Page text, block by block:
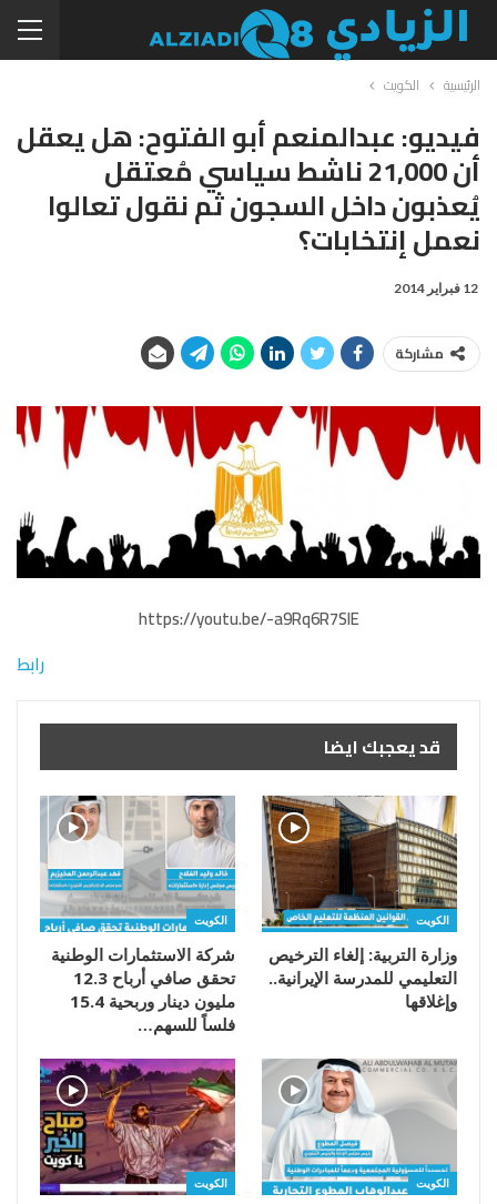
الرئيسية الكويت
فيديو: عبدالمنعم أبو الفتوح: هل يعقل
أن 21,000 ناشط سياسي مُعتقل
يُعذبون داخل السجون ثم نقول تعالوا
نعمل إنتخابات؟
12 فبراير 2014
مشاركة
https://youtu.be/-a9Rq6R7SlE
رابط
قد يعجبك ايضا
الكويت
وزارة التربية: إلغاء الترخيص
التعليمي للمدرسة الإيرانية..
وإغلاقها
الكويت
شركة الاستثمارات الوطنية
تحقق صافي أرباح 12.3
مليون دينار وربحية 15.4
فلساً للسهم…
الكويت الكويت